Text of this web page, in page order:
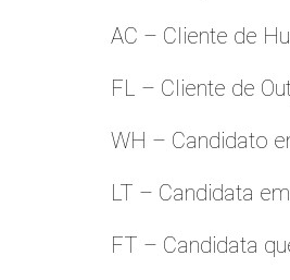
AC – Cliente de
FL – Cliente de
WH – Candidato
LT – Candidata
FT – Candidata